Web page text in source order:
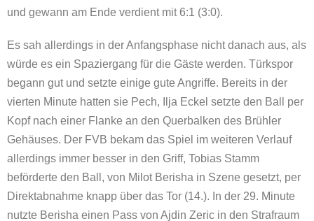
und gewann am Ende verdient mit 6:1 (3:0).
Es sah allerdings in der Anfangsphase nicht danach aus, als
würde es ein Spaziergang für die Gäste werden. Türkspor
begann gut und setzte einige gute Angriffe. Bereits in der
vierten Minute hatten sie Pech, Ilja Eckel setzte den Ball per
Kopf nach einer Flanke an den Querbalken des Brühler
Gehäuses. Der FVB bekam das Spiel im weiteren Verlauf
allerdings immer besser in den Griff, Tobias Stamm
beförderte den Ball, von Milot Berisha in Szene gesetzt, per
Direktabnahme knapp über das Tor (14.). In der 29. Minute
nutzte Berisha einen Pass von Ajdin Zeric in den Strafraum